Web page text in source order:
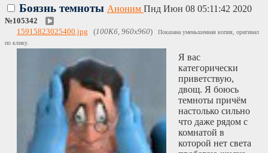
Боязнь темноты Аноним Пнд Июн 08 05:11:42 2020
№105342
15915823025400.jpg (100Кб, 960x960)
Показана уменьшенная копия, оригинал
по клику.
Я вас
категорически
приветствую,
двощ. Я боюсь
темноты причём
настолько сильно
что даже рядом с
комнатой в
которой нет света